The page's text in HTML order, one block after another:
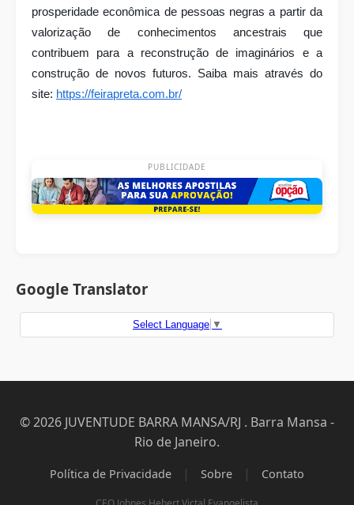
prosperidade econômica de pessoas negras a partir da
valorização de conhecimentos ancestrais que
contribuem para a reconstrução de imaginários e a
construção de novos futuros. Saiba mais através do
site: https://feirapreta.com.br/
PUBLICIDADE
Google Translator
Select Language ▼
© 2026 JUVENTUDE BARRA MANSA/RJ . Barra Mansa -
Rio de Janeiro.
Política de Privacidade | Sobre | Contato